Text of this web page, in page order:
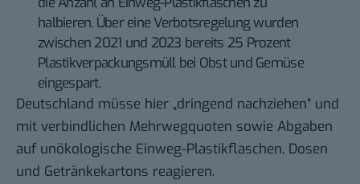
halbieren. Über eine Verbotsregelung wurden
zwischen 2021 und 2023 bereits 25 Prozent
Plastikverpackungsmüll bei Obst und Gemüse
eingespart.
Deutschland müsse hier „dringend nachziehen“ und
mit verbindlichen Mehrwegquoten sowie Abgaben
auf unökologische Einweg-Plastikflaschen, Dosen
und Getränkekartons reagieren.